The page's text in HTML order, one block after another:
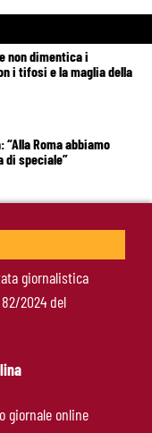
non dimentica i
i tifosi e la maglia della
“Alla Roma abbiamo
di speciale”
il retroscena:
impatto immediato: gol e
giornalistica
2024 del
giornale online